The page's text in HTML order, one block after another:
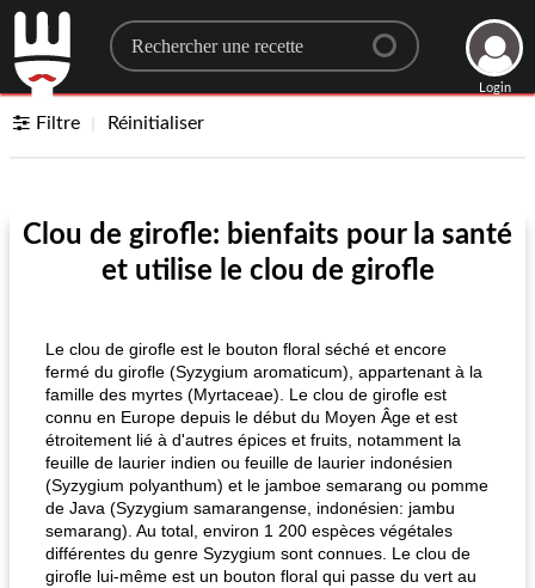
Search for a recipe
Login
Filtre Réinitialiser
Clou de girofle: bienfaits pour la santé
et utilise le clou de girofle
Le clou de girofle est le bouton floral séché et encore
fermé du girofle (Syzygium aromaticum), appartenant à la
famille des myrtes (Myrtaceae). Le clou de girofle est
connu en Europe depuis le début du Moyen Âge et est
étroitement lié à d'autres épices et fruits, notamment la
feuille de laurier indien ou feuille de laurier indonésien
(Syzygium polyanthum) et le jamboe semarang ou pomme
de Java (Syzygium samarangense, indonésien: jambu
semarang). Au total, environ 1 200 espèces végétales
différentes du genre Syzygium sont connues. Le clou de
girofle lui-même est un bouton floral qui passe du vert au